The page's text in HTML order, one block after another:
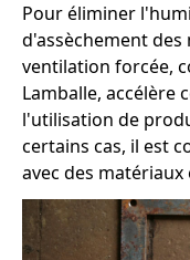
Pour éliminer
d'assèchement
ventilation forcée,
Lamballe, accélère
l'utilisation de
certains cas, il est
avec des matériaux